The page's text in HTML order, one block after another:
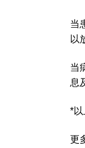
当
以
当
息
*
更